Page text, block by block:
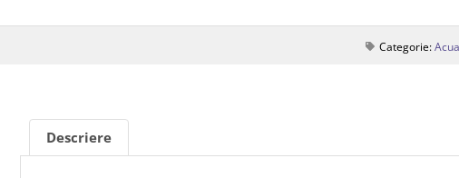
Categorie:
Descriere